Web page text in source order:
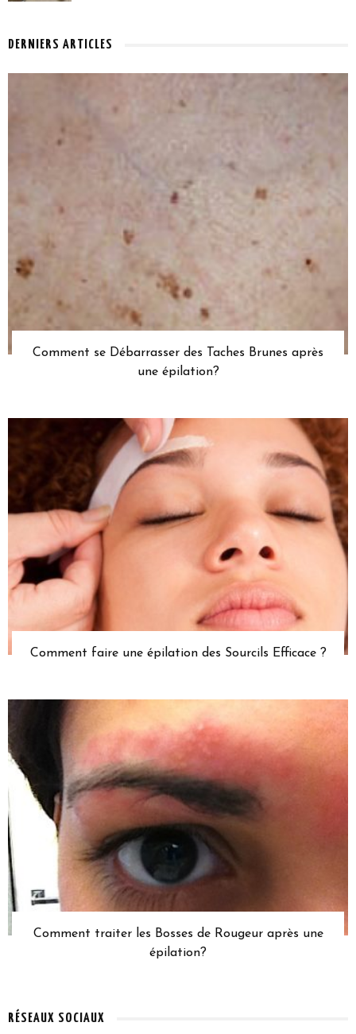
DERNIERS ARTICLES
Comment se Débarrasser des Taches Brunes après
une épilation?
Comment faire une épilation des Sourcils Efficace ?
Comment traiter les Bosses de Rougeur après une
épilation?
RÉSEAUX SOCIAUX